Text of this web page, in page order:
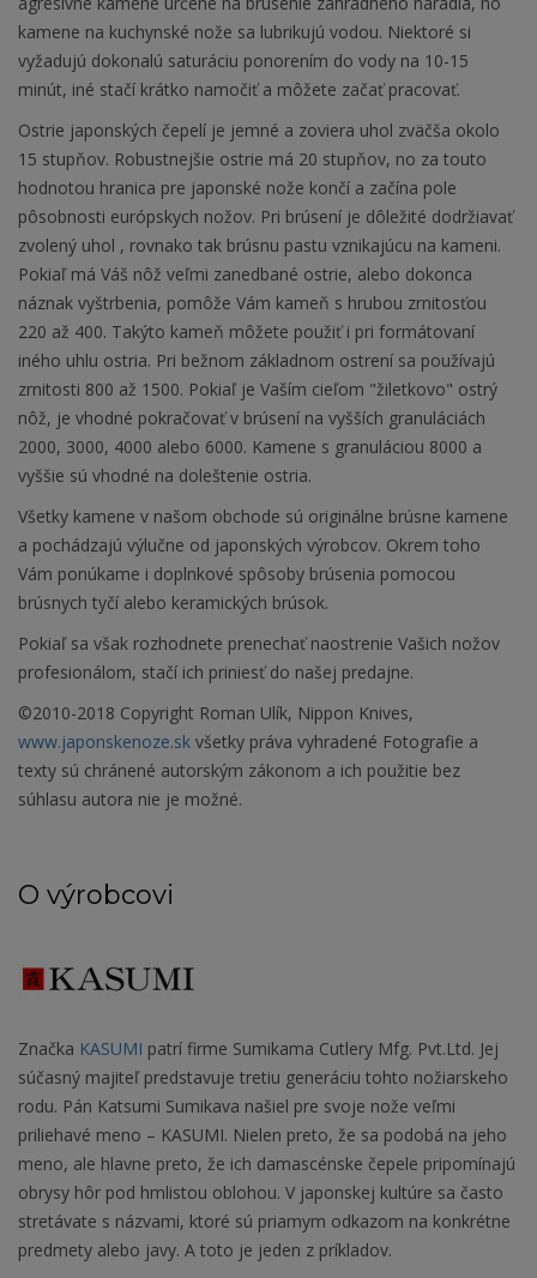
kamene na kuchynské nože sa lubrikujú vodou. Niektoré si
vyžadujú dokonalú saturáciu ponorením do vody na 10-15
minút, iné stačí krátko namočiť a môžete začať pracovať.
Ostrie japonských čepelí je jemné a zoviera uhol zväčša okolo
15 stupňov. Robustnejšie ostrie má 20 stupňov, no za touto
hodnotou hranica pre japonské nože končí a začína pole
pôsobnosti európskych nožov. Pri brúsení je dôležité dodržiavať
zvolený uhol , rovnako tak brúsnu pastu vznikajúcu na kameni.
Pokiaľ má Váš nôž veľmi zanedbané ostrie, alebo dokonca
náznak vyštrbenia, pomôže Vám kameň s hrubou zrnitosťou
220 až 400. Takýto kameň môžete použiť i pri formátovaní
iného uhlu ostria. Pri bežnom základnom ostrení sa používajú
zrnitosti 800 až 1500. Pokiaľ je Vaším cieľom "žiletkovo" ostrý
nôž, je vhodné pokračovať v brúsení na vyšších granuláciách
2000, 3000, 4000 alebo 6000. Kamene s granuláciou 8000 a
vyššie sú vhodné na doleštenie ostria.
Všetky kamene v našom obchode sú originálne brúsne kamene
a pochádzajú výlučne od japonských výrobcov. Okrem toho
Vám ponúkame i doplnkové spôsoby brúsenia pomocou
brúsnych tyčí alebo keramických brúsok.
Pokiaľ sa však rozhodnete prenechať naostrenie Vašich nožov
profesionálom, stačí ich priniesť do našej predajne.
©2010-2018 Copyright Roman Ulík, Nippon Knives,
www.japonskenoze.sk všetky práva vyhradené Fotografie a
texty sú chránené autorským zákonom a ich použitie bez
súhlasu autora nie je možné.
O výrobcovi
Značka KASUMI patrí firme Sumikama Cutlery Mfg. Pvt.Ltd. Jej
súčasný majiteľ predstavuje tretiu generáciu tohto nožiarskeho
rodu. Pán Katsumi Sumikava našiel pre svoje nože veľmi
priliehavé meno – KASUMI. Nielen preto, že sa podobá na jeho
meno, ale hlavne preto, že ich damascénske čepele pripomínajú
obrysy hôr pod hmlistou oblohou. V japonskej kultúre sa často
stretávate s názvami, ktoré sú priamym odkazom na konkrétne
predmety alebo javy. A toto je jeden z príkladov.